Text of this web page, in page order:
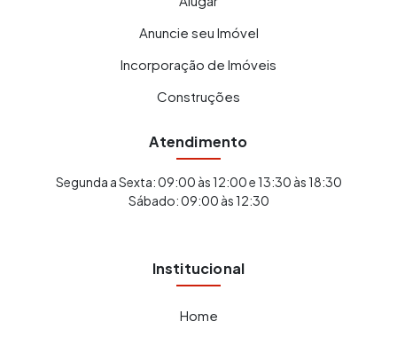
Anuncie seu Imóvel
Incorporação de Imóveis
Construções
Atendimento
Segunda a Sexta: 09:00 às 12:00 e 13:30 às 18:30
Sábado: 09:00 às 12:30
Institucional
Home